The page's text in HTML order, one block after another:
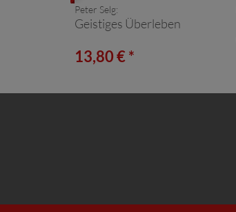
Peter Selg:
Geistiges Überleben
13,80 € *